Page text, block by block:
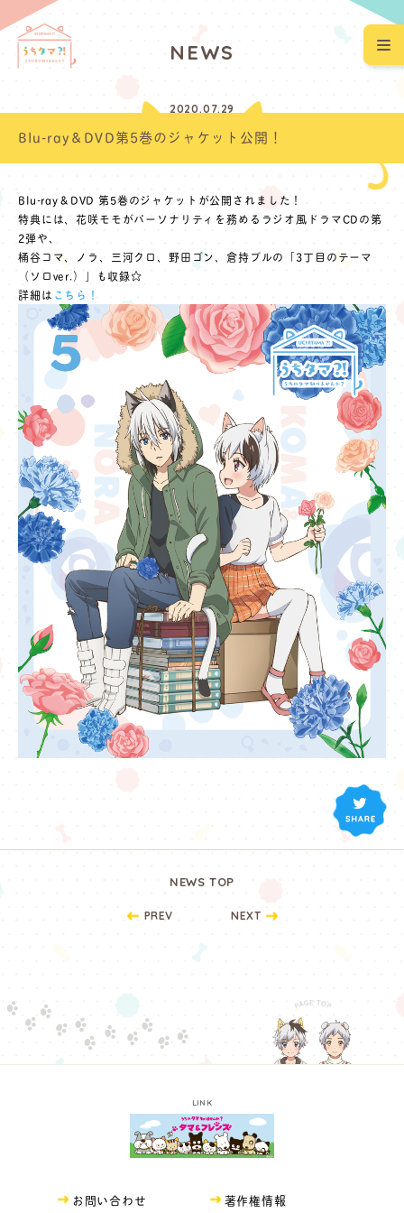
TOP NEWS
ONAIR INTRODUCTION
STORY STAFF/CAST
CHARACTER MOVIE
MUSIC Blu-ray&DVD
EVENT SPECIAL
Official Twitter Official Instagram
SHARE
N EWS
2020.07.29
Blu-ray＆DVD‬第5巻のジャケット公開！
Blu-ray＆DVD‬ ‪第5巻のジャケットが公開されました！
特典には、花咲モモがパーソナリティを務めるラジオ風ドラマCDの第
2弾や、
桶谷コマ、ノラ、三河クロ、野田ゴン、倉持ブルの「3丁目のテーマ
（ソロver.）」も収録☆
詳細は こちら！
NEWS TOP
PREV NEXT
LINK
お問い合わせ 著作権情報